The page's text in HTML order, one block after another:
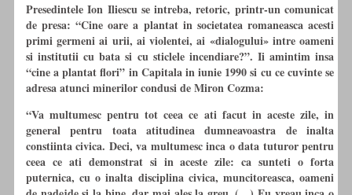
Presedintele Ion Iliescu se intreba, retoric, printr-un comunicat
de presa: “Cine oare a plantat in societatea romaneasca acesti
primi germeni ai urii, ai violentei, ai «dialogului» intre oameni
si institutii cu bata si cu sticlele incendiare?”. Ii amintim insa
“cine a plantat flori” in Capitala in iunie 1990 si cu ce cuvinte se
adresa atunci minerilor condusi de Miron Cozma:
“Va multumesc pentru tot ceea ce ati facut in aceste zile, in
general pentru toata atitudinea dumneavoastra de inalta
constiinta civica. Deci, va multumesc inca o data tuturor pentru
ceea ce ati demonstrat si in aceste zile: ca sunteti o forta
puternica, cu o inalta disciplina civica, muncitoreasca, oameni